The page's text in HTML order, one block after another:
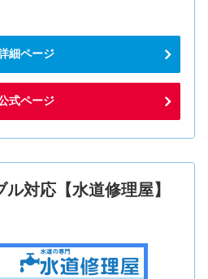
細ページ
式ページ
対応【水道修理屋】